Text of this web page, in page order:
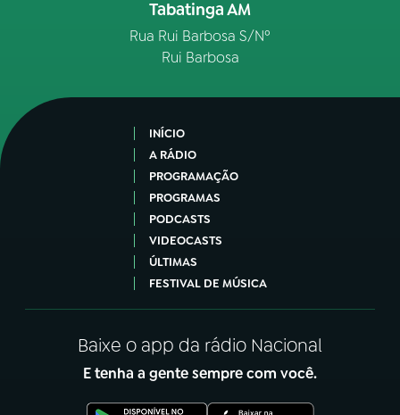
Tabatinga AM
Rua Rui Barbosa S/Nº
Rui Barbosa
INÍCIO
A RÁDIO
PROGRAMAÇÃO
PROGRAMAS
PODCASTS
VIDEOCASTS
ÚLTIMAS
FESTIVAL DE MÚSICA
Baixe o app da rádio Nacional
E tenha a gente sempre com você.